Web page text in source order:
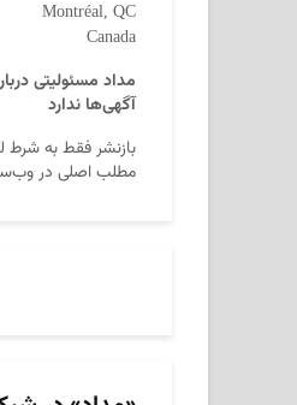
Montréal, QC
Canada
مداد مسئولیتی
آگهی‌ها ندارد
بازنشر فقط به شرط
مطلب اصلی در